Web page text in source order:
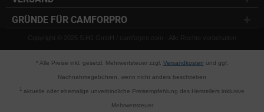
GRÜNDE FÜR CAMFORPRO
Copyright © 2025 S.H1 GmbH / camforpro.com - Alle Rechte vorbehalten
* Alle Preise inkl. gesetzl. Mehrwertsteuer zzgl. Versandkosten und ggf.
Nachnahmegebühren, wenn nicht anders beschrieben
aktuelle oder ehemalige unverbindliche Preisempfehlung des Herstellers inklusive
Mehrwertsteuer